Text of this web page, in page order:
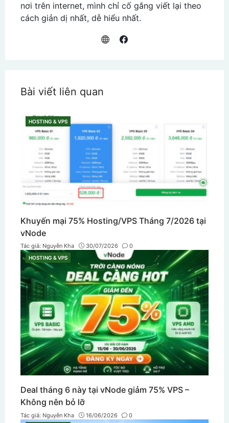
nơi trên internet, mình chỉ cố gắng viết lại theo
cách giản dị nhất, dễ hiểu nhất.
Bài viết liên quan
CATEGORIES
HOSTING & VPS
Khuyến mại 75% Hosting/VPS Tháng 7/2026 tại
vNode
Tác giả: Nguyễn Kha 30/07/2026
0
CATEGORIES
HOSTING & VPS
Deal tháng 6 này tại vNode giảm 75% VPS –
Không nên bỏ lỡ
Tác giả: Nguyễn Kha 16/06/2026
0